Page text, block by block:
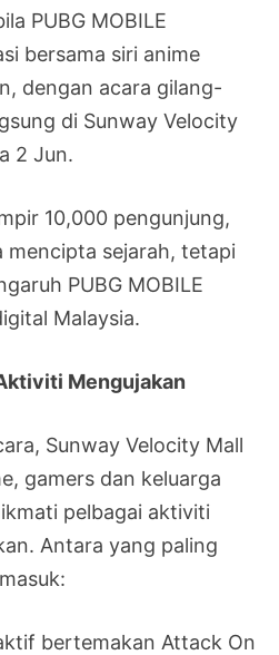
PUBG MOBILE
bersama siri anime
dengan acara gilang-
di Sunway Velocity
2 Jun.
10,000 pengunjung,
mencipta sejarah, tetapi
PUBG MOBILE
Malaysia.
Mengujakan
Sunway Velocity Mall
gamers dan keluarga
pelbagai aktiviti
Antara yang paling
bertemakan Attack On